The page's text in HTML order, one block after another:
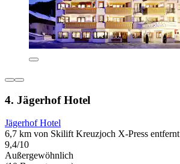
4. Jägerhof Hotel
Jägerhof Hotel
6,7 km von Skilift Kreuzjoch X-Press entfernt
9,4/10
Außergewöhnlich